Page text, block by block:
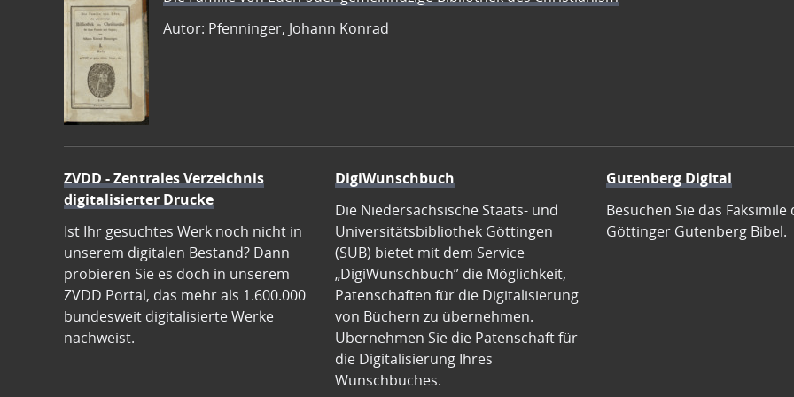
Autor: Pfenninger, Johann Konrad
ZVDD - Zentrales Verzeichnis
digitalisierter Drucke
Ist Ihr gesuchtes Werk noch nicht in
unserem digitalen Bestand? Dann
probieren Sie es doch in unserem
ZVDD Portal, das mehr als 1.600.000
bundesweit digitalisierte Werke
nachweist.
DigiWunschbuch
Die Niedersächsische Staats- und
Universitätsbibliothek Göttingen
(SUB) bietet mit dem Service
„DigiWunschbuch” die Möglichkeit,
Patenschaften für die Digitalisierung
von Büchern zu übernehmen.
Übernehmen Sie die Patenschaft für
die Digitalisierung Ihres
Wunschbuches.
Gutenberg Digital
Besuchen Sie das Faksimile
Göttinger Gutenberg Bibel.